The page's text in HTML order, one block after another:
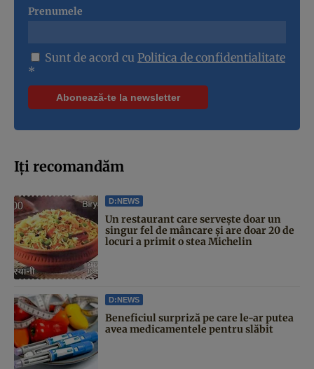
Prenumele
Sunt de acord cu Politica de confidentialitate
*
Iți recomandăm
D:NEWS
Un restaurant care servește doar un
singur fel de mâncare și are doar 20 de
locuri a primit o stea Michelin
D:NEWS
Beneficiul surpriză pe care le-ar putea
avea medicamentele pentru slăbit